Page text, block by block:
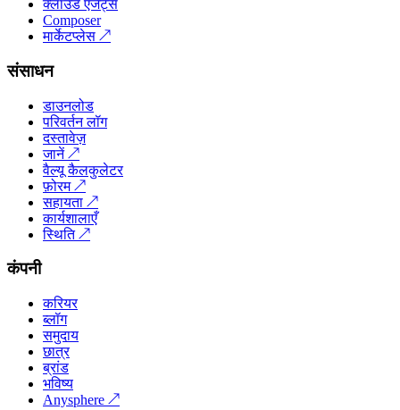
क्लाउड एजेंट्स
Composer
मार्केटप्लेस ↗
संसाधन
डाउनलोड
परिवर्तन लॉग
दस्तावेज़
जानें↗
वैल्यू कैलकुलेटर
फ़ोरम↗
सहायता ↗
कार्यशालाएँ
स्थिति↗
कंपनी
करियर
ब्लॉग
समुदाय
छात्र
ब्रांड
भविष्य
Anysphere ↗